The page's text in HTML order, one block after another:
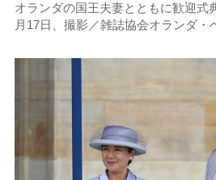
オランダの国王夫妻とともに歓迎式
月17日、撮影／雑誌協会オランダ・